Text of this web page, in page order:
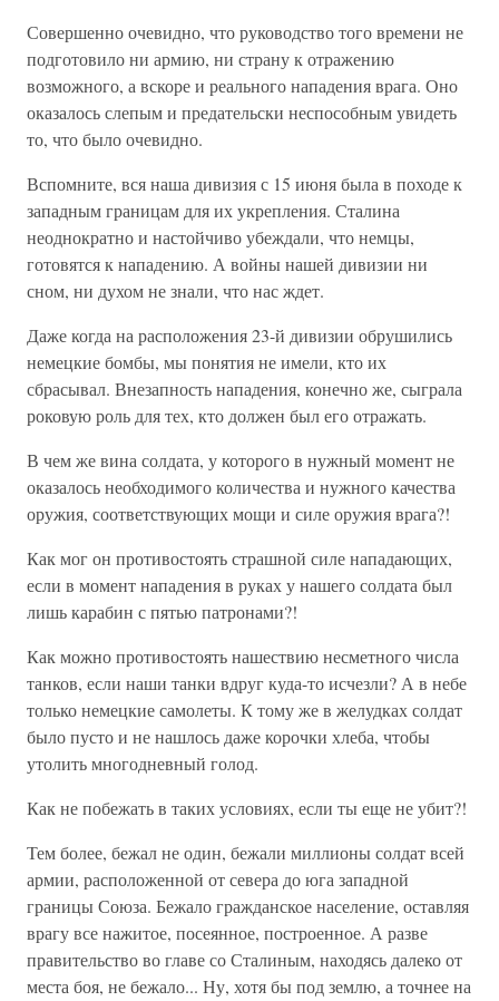
Совершенно очевидно, что руководство того вре­мени не
подготовило ни армию, ни страну к отраже­нию
возможного, а вскоре и реального нападения вра­га. Оно
оказалось слепым и предательски неспособ­ным увидеть
то, что было очевидно.
Вспомните, вся наша дивизия с 15 июня была в походе к
западным границам для их укрепления. Ста­лина
неоднократно и настойчиво убеждали, что нем­цы,
готовятся к нападению. А войны нашей дивизии ни
сном, ни духом не знали, что нас ждет.
Даже когда на расположения 23-й дивизии обру­шились
немецкие бомбы, мы понятия не имели, кто их
сбрасывал. Внезапность нападения, конечно же, сыграла
роковую роль для тех, кто должен был его от­ражать.
В чем же вина солдата, у которого в нужный мо­мент не
оказалось необходимого количества и нужно­го качества
оружия, соответствующих мощи и силе оружия врага?!
Как мог он противостоять страшной силе напада­ющих,
если в момент нападения в руках у нашего сол­дата был
лишь карабин с пятью патронами?!
Как можно противостоять нашествию несметно­го числа
танков, если наши танки вдруг куда-то исчез­ли? А в небе
только немецкие самолеты. К тому же в желудках солдат
было пусто и не нашлось даже ко­рочки хлеба, чтобы
утолить многодневный голод.
Как не побежать в таких условиях, если ты еще не убит?!
Тем более, бежал не один, бежали миллионы сол­дат всей
армии, расположенной от севера до юга за­падной
границы Союза. Бежало гражданское населе­ние, оставляя
врагу все нажитое, посеянное, постро­енное. А разве
правительство во главе со Сталиным, находясь далеко от
места боя, не бежало... Ну, хотя бы под землю, а точнее на